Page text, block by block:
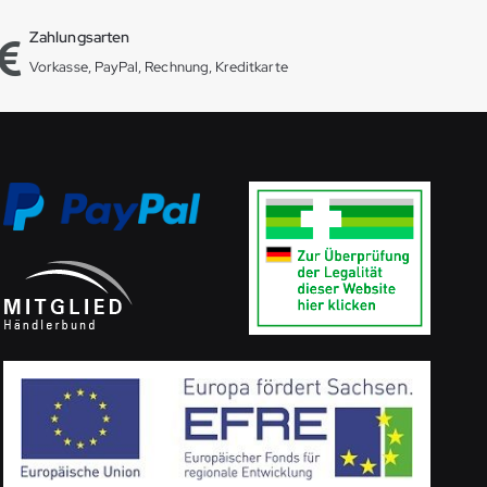
Zahlungsarten
Vorkasse, PayPal, Rechnung, Kreditkarte